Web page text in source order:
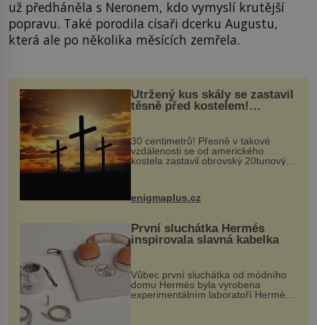
už předháněla s Neronem, kdo vymyslí krutější
popravu. Také porodila císaři dcerku Augustu,
která ale po několika měsících zemřela.
Utržený kus skály se zastavil
těsně před kostelem!
Ochránila ho boží síla?
30 centimetrů! Přesně v takové
vzdálenosti se od amerického
kostela zastavil obrovský 20tunový
...
enigmaplus.cz
První sluchátka Hermés
inspirovala slavná kabelka
Vůbec první sluchátka od módního
domu Hermès byla vyrobena
experimentálním laboratoří Hermès